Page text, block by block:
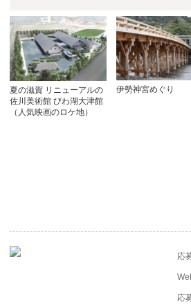
夏の滋賀 リニューアルの
佐川美術館 びわ湖大津館
（人気映画のロケ地）
伊勢神宮めぐり
応
応